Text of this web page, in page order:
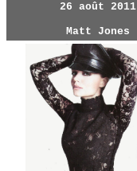
26 août 2011
Matt Jones